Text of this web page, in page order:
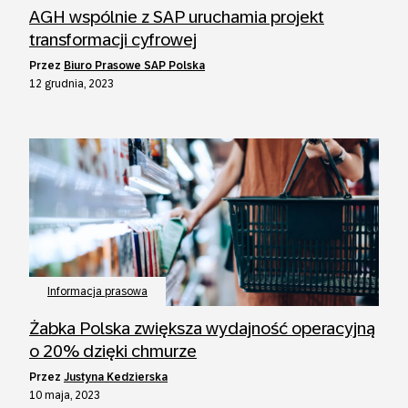
AGH wspólnie z SAP uruchamia projekt
transformacji cyfrowej
przez Biuro Prasowe SAP Polska
12 grudnia, 2023
Informacja prasowa
Żabka Polska zwiększa wydajność operacyjną
o 20% dzięki chmurze
przez Justyna Kedzierska
10 maja, 2023